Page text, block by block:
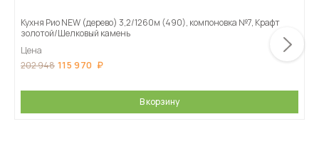
Кухня Рио NEW (дерево) 3,2/1260м (490), компоновка №7, Крафт
золотой/Шелковый камень
Цена
202 948 115 970
В корзину